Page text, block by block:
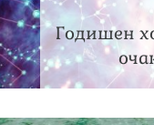
Годишен